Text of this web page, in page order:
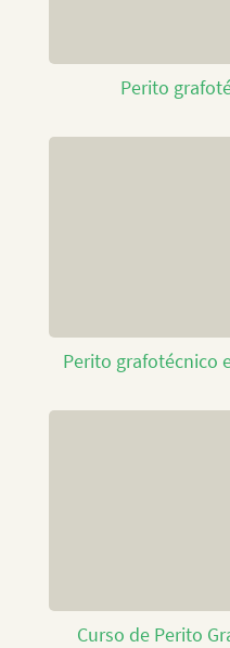
Perito
Perito grafotécnico
Curso de Perito